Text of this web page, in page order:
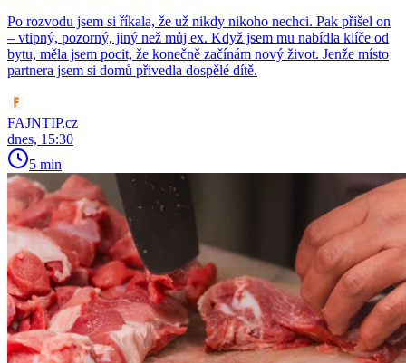
Po rozvodu jsem si říkala, že už nikdy nikoho nechci. Pak přišel on
– vtipný, pozorný, jiný než můj ex. Když jsem mu nabídla klíče od
bytu, měla jsem pocit, že konečně začínám nový život. Jenže místo
partnera jsem si domů přivedla dospělé dítě.
FAJNTIP.cz
dnes, 15:30
5 min